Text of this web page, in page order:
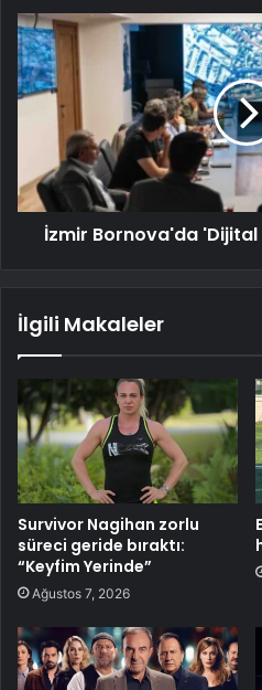
İzmir Bornova'da 'Dijital
İlgili Makaleler
Survivor Nagihan zorlu
süreci geride bıraktı:
“Keyfim Yerinde”
Ağustos 7, 2026